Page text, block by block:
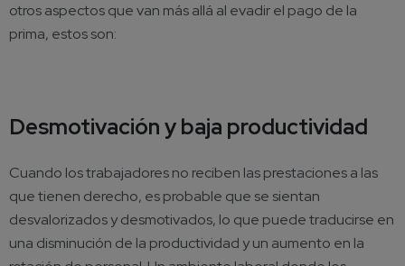
otros aspectos que van más allá al evadir el pago de la
prima, estos son:
Desmotivación y baja productividad
Cuando los trabajadores no reciben las prestaciones a las
que tienen derecho, es probable que se sientan
desvalorizados y desmotivados, lo que puede traducirse en
una disminución de la productividad y un aumento en la